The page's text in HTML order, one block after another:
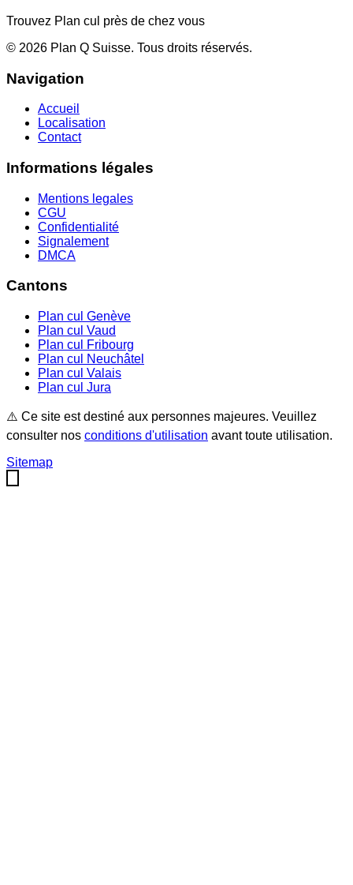
Trouvez Plan cul près de chez vous
© 2026 Plan Q Suisse. Tous droits réservés.
Navigation
Accueil
Localisation
Contact
Informations légales
Mentions legales
CGU
Confidentialité
Signalement
DMCA
Cantons
Plan cul Genève
Plan cul Vaud
Plan cul
Fribourg
Plan cul
Neuchâtel
Plan cul Valais
Plan cul Jura
⚠️ Ce site est destiné aux personnes majeures. Veuillez
consulter nos conditions d'utilisation avant toute utilisation.
Sitemap